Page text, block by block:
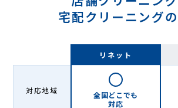
宅配クリーニング
リネット
対応地域
全国どこでも
対応